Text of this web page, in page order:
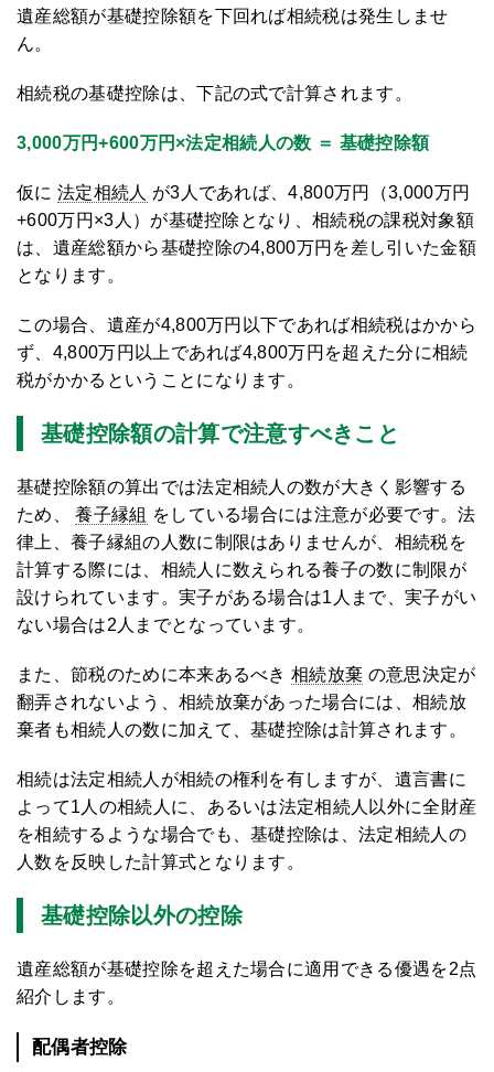
遺産総額が基礎控除額を下回れば相続税は発生しませ
ん。
相続税の基礎控除は、下記の式で計算されます。
3,000万円+600万円×法定相続人の数 ＝ 基礎控除額
仮に 法定相続人 が3人であれば、4,800万円（3,000万円
+600万円×3人）が基礎控除となり、相続税の課税対象額
は、遺産総額から基礎控除の4,800万円を差し引いた金額
となります。
この場合、遺産が4,800万円以下であれば相続税はかから
ず、4,800万円以上であれば4,800万円を超えた分に相続
税がかかるということになります。
基礎控除額の計算で注意すべきこと
基礎控除額の算出では法定相続人の数が大きく影響する
ため、養子縁組 をしている場合には注意が必要です。法
律上、養子縁組の人数に制限はありませんが、相続税を
計算する際には、相続人に数えられる養子の数に制限が
設けられています。実子がある場合は1人まで、実子がい
ない場合は2人までとなっています。
また、節税のために本来あるべき相続放棄 の意思決定が
翻弄されないよう、相続放棄があった場合には、相続放
棄者も相続人の数に加えて、基礎控除は計算されます。
相続は法定相続人が相続の権利を有しますが、遺言書に
よって1人の相続人に、あるいは法定相続人以外に全財産
を相続するような場合でも、基礎控除は、法定相続人の
人数を反映した計算式となります。
基礎控除以外の控除
遺産総額が基礎控除を超えた場合に適用できる優遇を2点
紹介します。
配偶者控除